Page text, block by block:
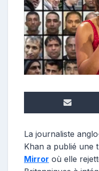
e
La journaliste
Khan a publié une
Mirror où elle